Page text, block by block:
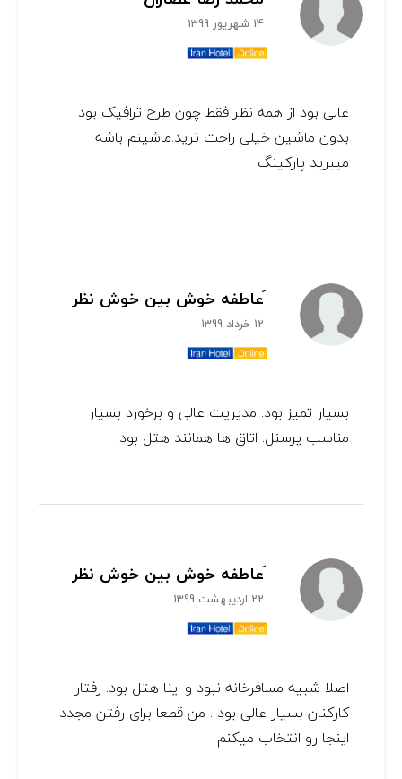
14 شهریور 1399
عالی بود از همه نظر فقط چون طرح ترافیک بود
بدون ماشین خیلی راحت ترید.ماشینم باشه
میبرید پارکینگ
َعاطفه خوش بین خوش نظر
12 خرداد 1399
بسیار تمیز بود. مدیریت عالی و برخورد بسیار
مناسب پرسنل. اتاق ها همانند هتل بود
َعاطفه خوش بین خوش نظر
22 اردیبهشت 1399
اصلا شبیه مسافرخانه نبود و اینا هتل بود. رفتار
کارکنان بسیار عالی بود . من قطعا برای رفتن مجدد
اینجا رو انتخاب میکنم